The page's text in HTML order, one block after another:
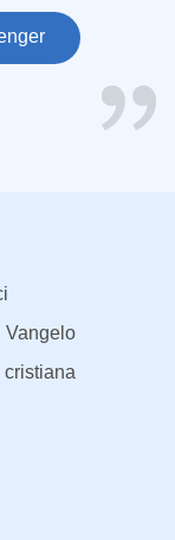
Vangelo